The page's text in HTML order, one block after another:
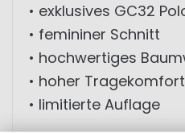
• exklusives GC32
• femininer Schnitt
• hochwertiges
• hoher Tragekomfort
• limitierte Auflage